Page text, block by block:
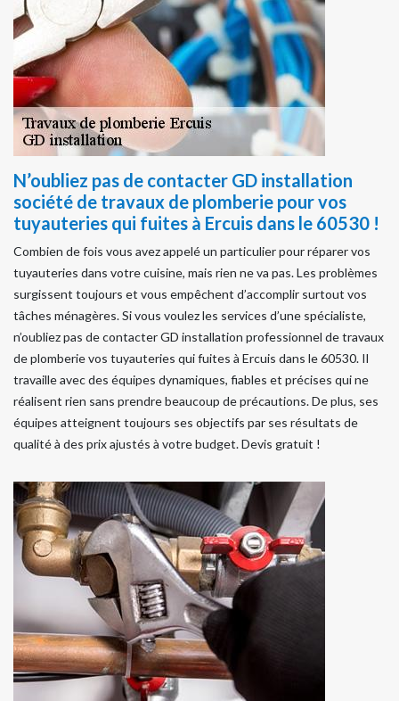
N’oubliez pas de contacter GD installation
société de travaux de plomberie pour vos
tuyauteries qui fuites à Ercuis dans le 60530 !
Combien de fois vous avez appelé un particulier pour réparer vos
tuyauteries dans votre cuisine, mais rien ne va pas. Les problèmes
surgissent toujours et vous empêchent d’accomplir surtout vos
tâches ménagères. Si vous voulez les services d’une spécialiste,
n’oubliez pas de contacter GD installation professionnel de travaux
de plomberie vos tuyauteries qui fuites à Ercuis dans le 60530. Il
travaille avec des équipes dynamiques, fiables et précises qui ne
réalisent rien sans prendre beaucoup de précautions. De plus, ses
équipes atteignent toujours ses objectifs par ses résultats de
qualité à des prix ajustés à votre budget. Devis gratuit !